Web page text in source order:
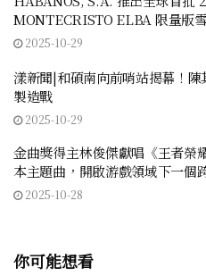
MONTECRISTO ELBA 限量版
2025-10-29
漾新聞|和碩南向前哨站揭幕！
製造戰
2025-10-29
金曲獎得主林俊傑獻唱《王者榮
本主題曲，開啟游戲領域下一個
2025-10-28
你可能想看